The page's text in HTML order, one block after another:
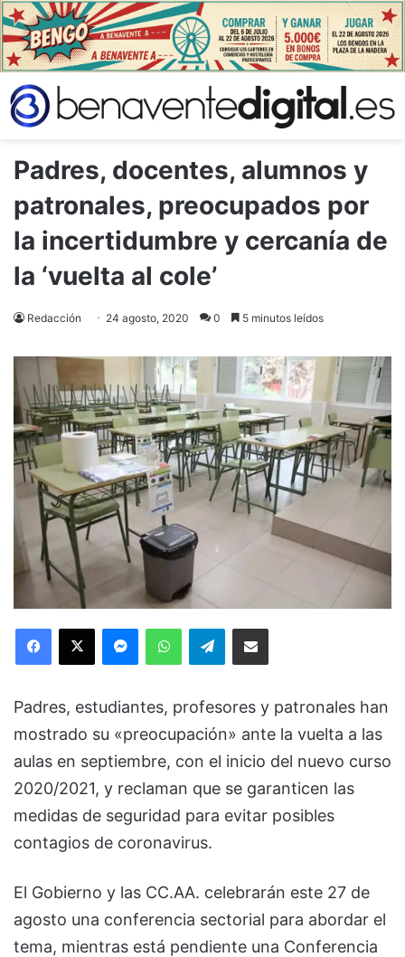
Padres, docentes, alumnos y
patronales, preocupados por
la incertidumbre y cercanía de
la ‘vuelta al cole’
Redacción 24 agosto, 2020 0 5 minutos leídos
Facebook
X MessengerWhatsAppTelegramCompartir via Email
Padres, estudiantes, profesores y patronales han
mostrado su «preocupación» ante la vuelta a las
aulas en septiembre, con el inicio del nuevo curso
2020/2021, y reclaman que se garanticen las
medidas de seguridad para evitar posibles
contagios de coronavirus.
El Gobierno y las CC.AA. celebrarán este 27 de
agosto una conferencia sectorial para abordar el
tema, mientras está pendiente una Conferencia